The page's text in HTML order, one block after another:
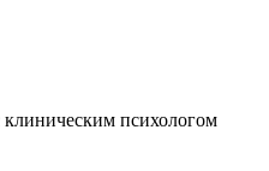
психологом